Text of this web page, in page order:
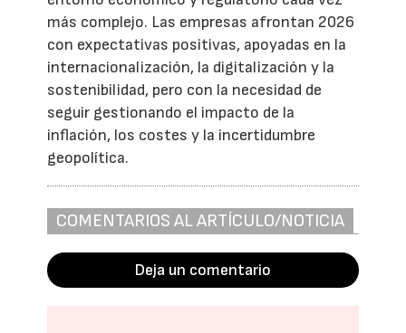
más complejo. Las empresas afrontan 2026
con expectativas positivas, apoyadas en la
internacionalización, la digitalización y la
sostenibilidad, pero con la necesidad de
seguir gestionando el impacto de la
inflación, los costes y la incertidumbre
geopolítica.
COMENTARIOS AL ARTÍCULO/NOTICIA
Deja un comentario